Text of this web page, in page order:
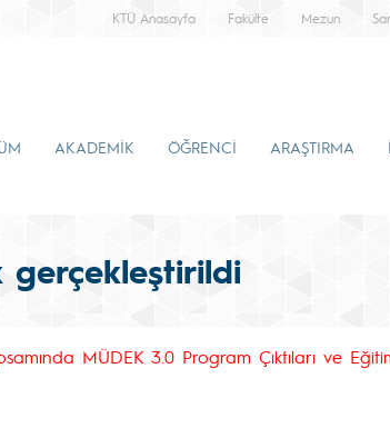
KTÜ Anasayfa Fakülte Mezun
AKADEMİK ÖĞRENCİ ARAŞTIRMA
gerçekleştirildi
MÜDEK 3.0 Program Çıktıları ve